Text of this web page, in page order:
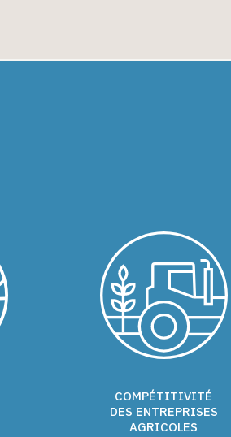
COMPÉTITIVITÉ
DES ENTREPRISES
AGRICOLES